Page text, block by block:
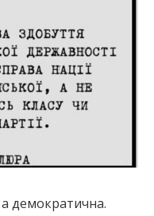
демократична.